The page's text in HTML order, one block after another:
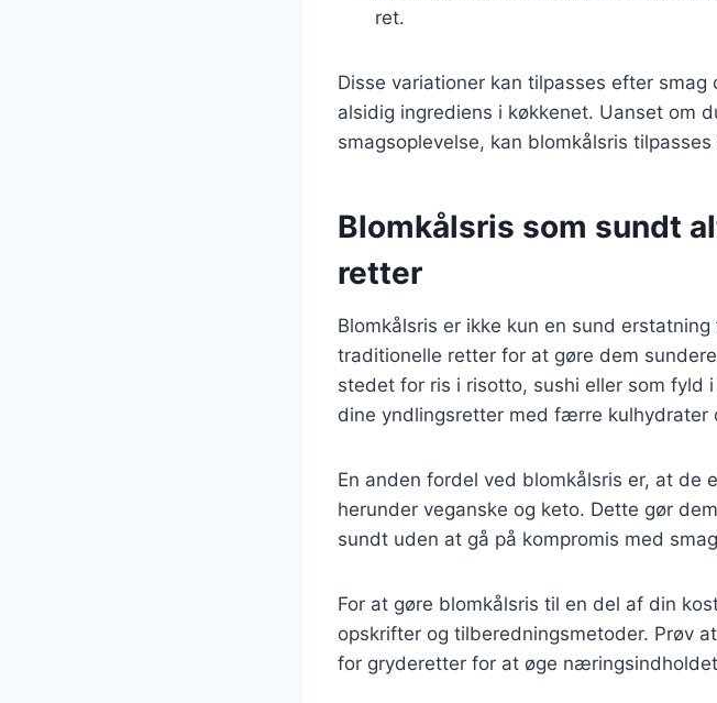
ret.
Disse variationer kan tilpasses efter
alsidig ingrediens i køkkenet. Uanset om
smagsoplevelse, kan blomkålsris
Blomkålsris som sundt
retter
Blomkålsris er ikke kun en sund
traditionelle retter for at gøre dem
stedet for ris i risotto, sushi eller som fyld
dine yndlingsretter med færre
En anden fordel ved blomkålsris er, at
herunder veganske og keto. Dette gør
sundt uden at gå på kompromis med
For at gøre blomkålsris til en del af din
opskrifter og tilberedningsmetoder. Prøv
for gryderetter for at øge